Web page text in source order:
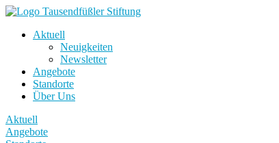
Aktuell
Neuigkeiten
Newsletter
Angebote
Standorte
Über Uns
Aktuell
Angebote